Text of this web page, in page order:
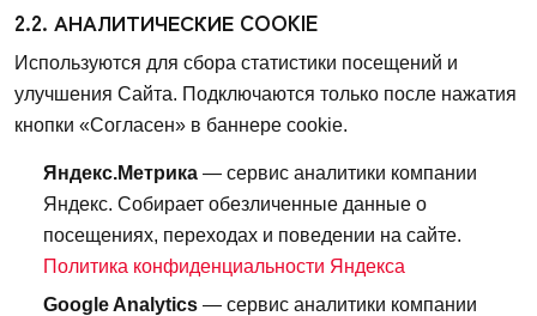
2.2. АНАЛИТИЧЕСКИЕ COOKIE
Используются для сбора статистики посещений и
улучшения Сайта. Подключаются только после нажатия
кнопки «Согласен» в баннере cookie.
Яндекс.Метрика — сервис аналитики компании
Яндекс. Собирает обезличенные данные о
посещениях, переходах и поведении на сайте.
Политика конфиденциальности Яндекса
Google Analytics — сервис аналитики компании